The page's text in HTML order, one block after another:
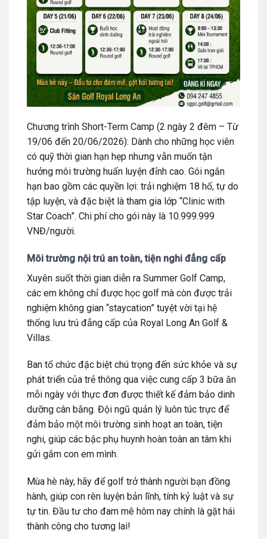
Chương trình Short-Term Camp (2 ngày 2 đêm – Từ
19/06 đến 20/06/2026): Dành cho những học viên
có quỹ thời gian hạn hẹp nhưng vẫn muốn tận
hưởng môi trường huấn luyện đỉnh cao. Gói ngắn
hạn bao gồm các quyền lợi: trải nghiệm 18 hố, tự do
tập luyện, và đặc biệt là tham gia lớp “Clinic with
Star Coach”. Chi phí cho gói này là 10.999.999
VNĐ/người.
Môi trường nội trú an toàn, tiện nghi đẳng cấp
Xuyên suốt thời gian diễn ra Summer Golf Camp,
các em không chỉ được học golf mà còn được trải
nghiệm không gian “staycation” tuyệt vời tại hệ
thống lưu trú đẳng cấp của Royal Long An Golf &
Villas.
Ban tổ chức đặc biệt chú trọng đến sức khỏe và sự
phát triển của trẻ thông qua việc cung cấp 3 bữa ăn
mỗi ngày với thực đơn được thiết kế đảm bảo dinh
dưỡng cân bằng. Đội ngũ quản lý luôn túc trực để
đảm bảo một môi trường sinh hoạt an toàn, tiện
nghi, giúp các bậc phụ huynh hoàn toàn an tâm khi
gửi gắm con em mình.
Mùa hè này, hãy để golf trở thành người bạn đồng
hành, giúp con rèn luyện bản lĩnh, tính kỷ luật và sự
tự tin. Đầu tư cho đam mê hôm nay chính là gặt hái
thành công cho tương lai!